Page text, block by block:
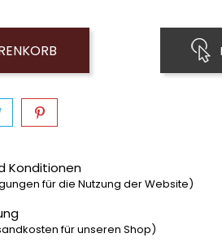
Konditionen
für die Nutzung der Website)
für unseren Shop)